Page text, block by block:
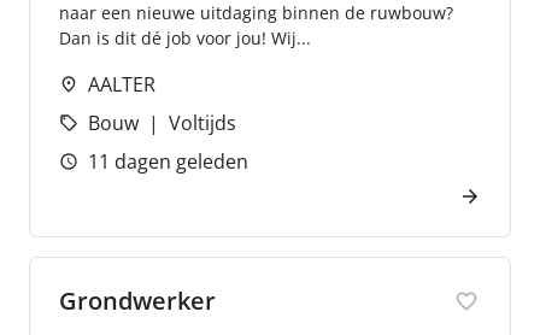
naar een nieuwe uitdaging binnen de ruwbouw?
Dan is dit dé job voor jou! Wij...
AALTER
Bouw
Voltijds
11 dagen geleden
Grondwerker